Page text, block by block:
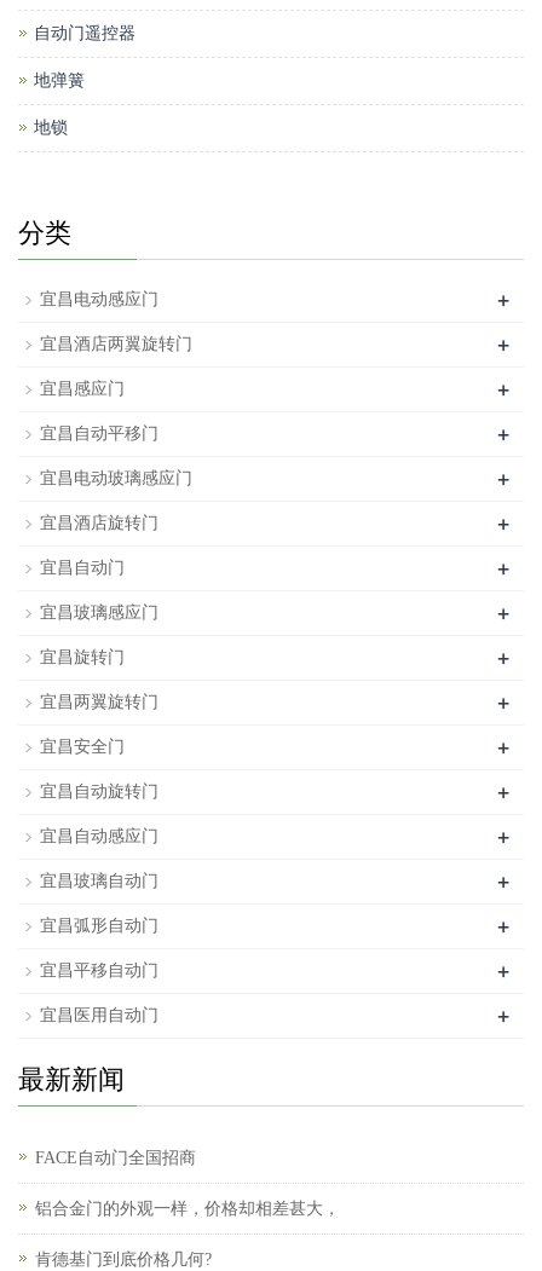
自动门遥控器
地弹簧
地锁
分类
宜昌电动感应门 +
宜昌酒店两翼旋转门 +
宜昌感应门 +
宜昌自动平移门 +
宜昌电动玻璃感应门 +
宜昌酒店旋转门 +
宜昌自动门 +
宜昌玻璃感应门 +
宜昌旋转门 +
宜昌两翼旋转门 +
宜昌安全门 +
宜昌自动旋转门 +
宜昌自动感应门 +
宜昌玻璃自动门 +
宜昌弧形自动门 +
宜昌平移自动门 +
宜昌医用自动门 +
最新新闻
FACE自动门全国招商
铝合金门的外观一样，价格却相差甚大，
肯德基门到底价格几何?